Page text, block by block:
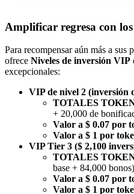
Amplificar regresa con
Para recompensar aún más a
ofrece Niveles de inversión VIP
excepcionales:
VIP de nivel 2 (inversión
TOTALES
+ 20,000 de
Valor a $ 0.07 por
Valor a $ 1 por
VIP Tier 3 ($ 2,100
TOTALES
base + 84,000
Valor a $ 0.07 por
Valor a $ 1 por